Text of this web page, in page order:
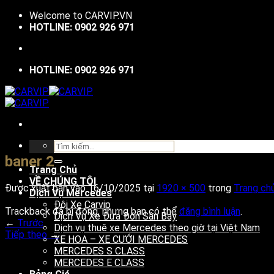
qua
dung
Welcome to CARVIP.VN
HOTLINE: 0902 926 971
HOTLINE: 0902 926 971
Tìm
kiếm:
Trang Chủ
VỀ CHÚNG TÔI
Dịch Vụ Mercedes
Đội Xe Carvip
Dịch Vụ Xe Đưa Đón Sân Bay
Dịch vụ thuê xe Mercedes theo giờ tại Việt Nam
XE HOA – XE CƯỚI MERCEDES
MERCEDES S CLASS
MERCEDES E CLASS
baner 2
Được xuất bản vào16/10/2025 tại 1920 × 500 trong Trang
Trackback đã bị đóng, nhưng bạn có thể đăng bình luận.
← Trước
Tiếp theo →